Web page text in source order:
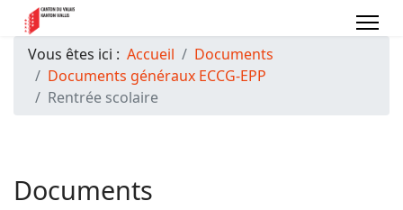
Vous êtes ici : Accueil
Documents
Documents généraux ECCG-EPP
Rentrée scolaire
Documents